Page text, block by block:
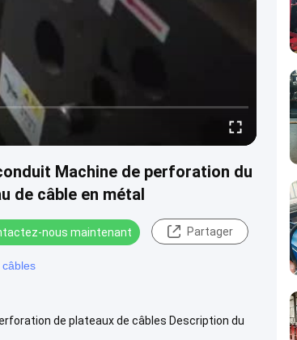
Machine de perforation du
de câble en métal
nous maintenant Partager
de plateaux de câbles Description du